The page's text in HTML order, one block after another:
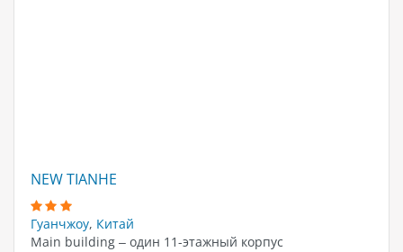
NEW TIANHE
Гуанчжоу, Китай
Main building – один 11-этажный корпус